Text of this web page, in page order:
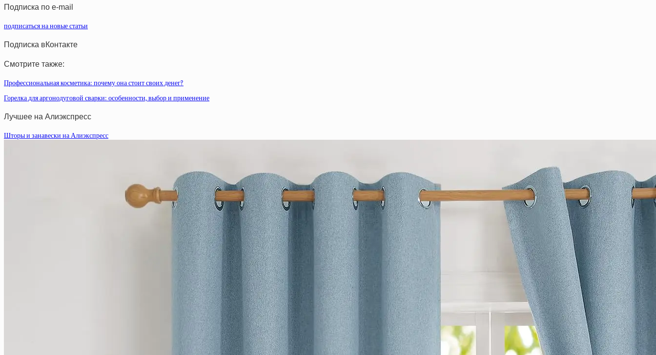
Подписка по e-mail
подписаться на новые статьи
Подписка вКонтакте
Смотрите также:
Профессиональная косметика: почему она стоит своих денег?
Горелка для аргонодуговой сварки: особенности, выбор и применение
Лучшее на Алиэкспресс
Шторы и занавески на Алиэкспресс